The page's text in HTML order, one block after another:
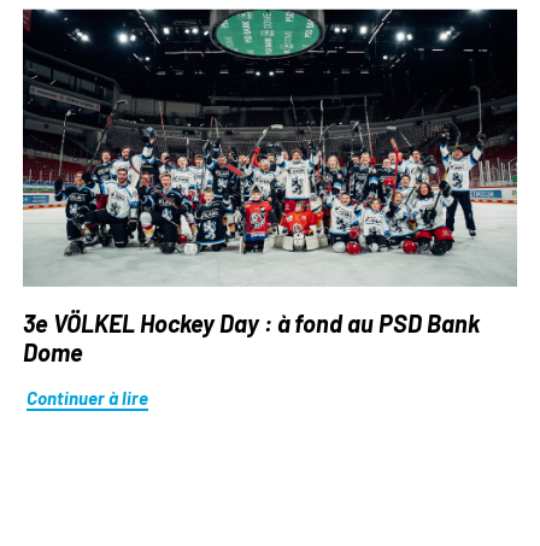
3e VÖLKEL Hockey Day : à fond au PSD Bank
Dome
Continuer à lire